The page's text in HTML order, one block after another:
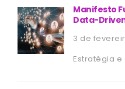
Manifesto
Data-
3 de
Estratégia